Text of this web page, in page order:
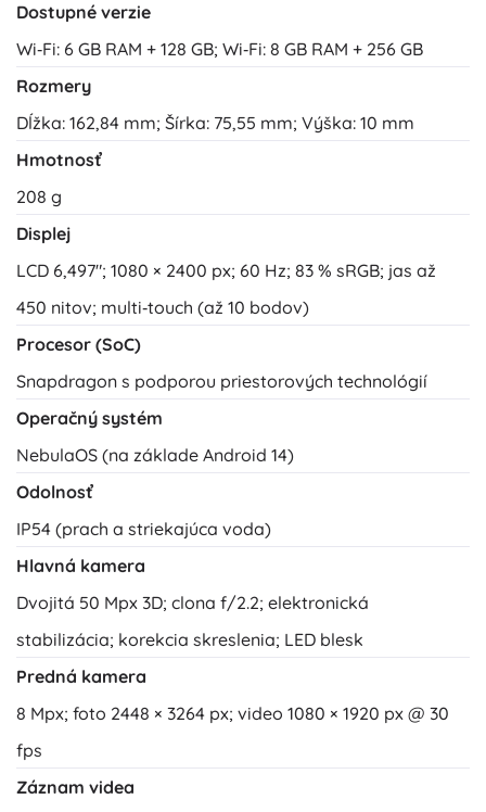
Dostupné verzie
Wi‑Fi: 6 GB RAM + 128 GB; Wi‑Fi: 8 GB RAM + 256 GB
Rozmery
Dĺžka: 162,84 mm; Šírka: 75,55 mm; Výška: 10 mm
Hmotnosť
208 g
Displej
LCD 6,497"; 1080 × 2400 px; 60 Hz; 83 % sRGB; jas až
450 nitov; multi‑touch (až 10 bodov)
Procesor (SoC)
Snapdragon s podporou priestorových technológií
Operačný systém
NebulaOS (na základe Android 14)
Odolnosť
IP54 (prach a striekajúca voda)
Hlavná kamera
Dvojitá 50 Mpx 3D; clona f/2.2; elektronická
stabilizácia; korekcia skreslenia; LED blesk
Predná kamera
8 Mpx; foto 2448 × 3264 px; video 1080 × 1920 px @ 30
fps
Záznam videa